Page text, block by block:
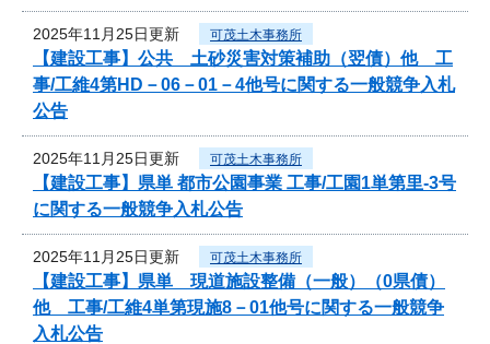
2025年11月25日更新 可茂土木事務所
【建設工事】公共 土砂災害対策補助（翌債）他 工
事/工維4第HD－06－01－4他号に関する一般競争入札
公告
2025年11月25日更新 可茂土木事務所
【建設工事】県単 都市公園事業 工事/工園1単第里-3号
に関する一般競争入札公告
2025年11月25日更新 可茂土木事務所
【建設工事】県単 現道施設整備（一般）（0県債）
他 工事/工維4単第現施8－01他号に関する一般競争
入札公告